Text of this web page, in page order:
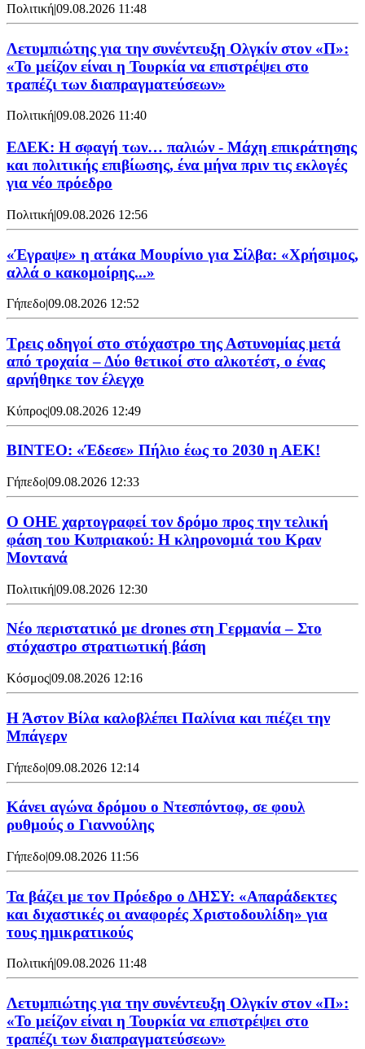
Πολιτική|09.08.2026 11:48
Λετυμπιώτης για την συνέντευξη Ολγκίν στον «Π»:
«Το μείζον είναι η Τουρκία να επιστρέψει στο
τραπέζι των διαπραγματεύσεων»
Πολιτική|09.08.2026 11:40
ΕΔΕΚ: Η σφαγή των… παλιών - Μάχη επικράτησης
και πολιτικής επιβίωσης, ένα μήνα πριν τις εκλογές
για νέο πρόεδρο
Πολιτική|09.08.2026 12:56
«Έγραψε» η ατάκα Μουρίνιο για Σίλβα: «Χρήσιμος,
αλλά ο κακομοίρης...»
Γήπεδο|09.08.2026 12:52
Τρεις οδηγοί στο στόχαστρο της Αστυνομίας μετά
από τροχαία – Δύο θετικοί στο αλκοτέστ, ο ένας
αρνήθηκε τον έλεγχο
Κύπρος|09.08.2026 12:49
ΒΙΝΤΕΟ: «Έδεσε» Πήλιο έως το 2030 η ΑΕΚ!
Γήπεδο|09.08.2026 12:33
Ο ΟΗΕ χαρτογραφεί τον δρόμο προς την τελική
φάση του Κυπριακού: Η κληρονομιά του Κραν
Μοντανά
Πολιτική|09.08.2026 12:30
Νέο περιστατικό με drones στη Γερμανία – Στο
στόχαστρο στρατιωτική βάση
Κόσμος|09.08.2026 12:16
Η Άστον Βίλα καλοβλέπει Παλίνια και πιέζει την
Μπάγερν
Γήπεδο|09.08.2026 12:14
Kάνει αγώνα δρόμου ο Ντεσπόντοφ, σε φουλ
ρυθμούς ο Γιαννούλης
Γήπεδο|09.08.2026 11:56
Τα βάζει με τον Πρόεδρο ο ΔΗΣΥ: «Απαράδεκτες
και διχαστικές οι αναφορές Χριστοδουλίδη» για
τους ημικρατικούς
Πολιτική|09.08.2026 11:48
Λετυμπιώτης για την συνέντευξη Ολγκίν στον «Π»:
«Το μείζον είναι η Τουρκία να επιστρέψει στο
τραπέζι των διαπραγματεύσεων»